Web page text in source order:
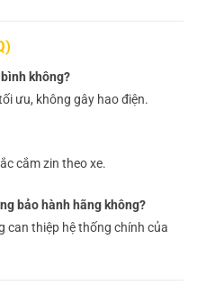
không?
ưu, không gây hao điện.
cắm zin theo xe.
bảo hành hãng không?
can thiệp hệ thống chính của